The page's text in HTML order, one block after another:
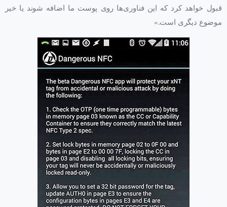
قبول خواهد کرد که این فناوری‌ها روی پوست ما اضافه شوند یا خیر
موضوع دیگری است.»